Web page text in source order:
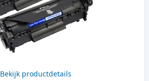
Bekijk productdetails